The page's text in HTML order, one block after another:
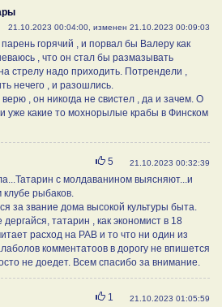
21.10.2023 00:04:00, изменен 21.10.2023 00:09:03
горячий , и порвал бы Валеру как
, что он стал бы размазывать
стрелу надо приходить. Потрендели ,
нечего , и разошлись.
, он никогда не свистел , да и зачем. О
уже какие то мохнорылые крабы в Финском
21.10.2023 00:32:39
Нравится
5
с молдаванином выясняют...и
рыбаков.
за звание дома высокой культуры быта.
татарин , как экономист в 18
расход на РАВ и то что ни один из
комментатоов в дорогу не впишется
не доедет. Всем спасибо за внимание.
21.10.2023 01:05:59
Нравится
1